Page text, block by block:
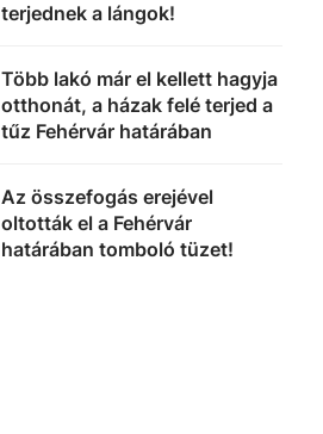
terjednek a lángok!
Több lakó már el kellett hagyja
otthonát, a házak felé terjed a
tűz Fehérvár határában
Az összefogás erejével
oltották el a Fehérvár
határában tomboló tüzet!